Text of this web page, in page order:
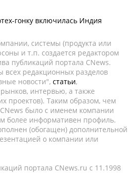
гонку включилась Индия
системы (продукта или
и т.п. создается редактором
публикаций портала CNews.
всех редакционных разделов
новости", статьи,
интервью, а также
проектов). Таким образом, чем
было с именем компании
более информативен профиль.
(обогащен) дополнительной
о компании или
портала CNews.ru c 11.1998